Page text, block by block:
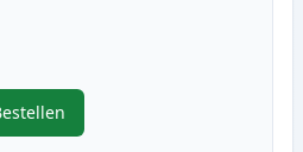
aan te passen
,Brother TN245Y (TN241Y) toner